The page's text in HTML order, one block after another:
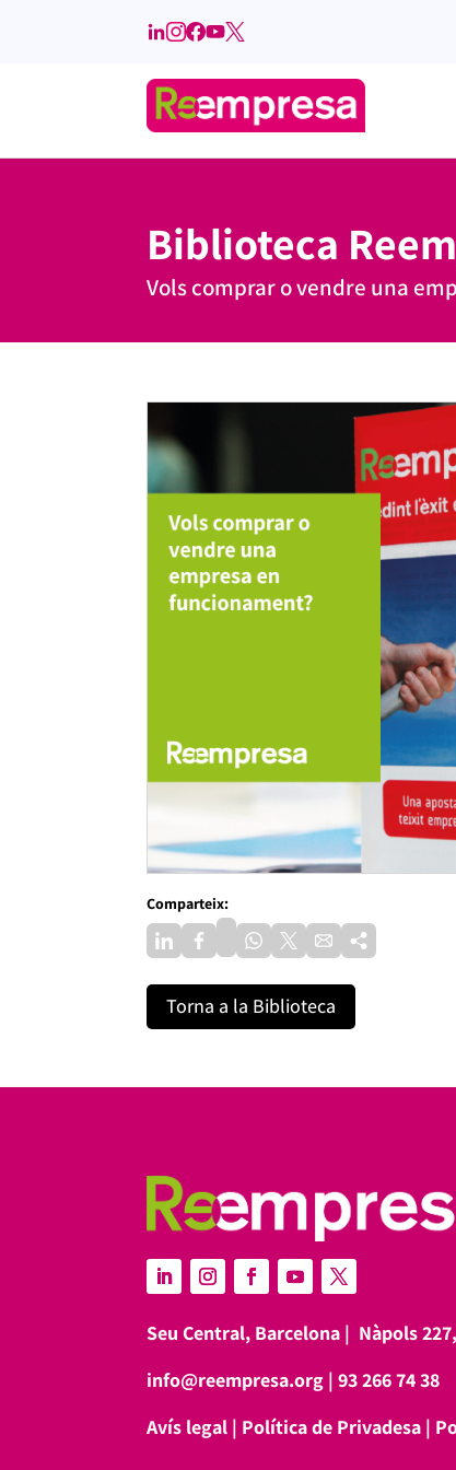
Biblioteca
Vols comprar o vendre una
Comparteix:
Torna a la Biblioteca
Seu Central, Barcelona | Nàpols
info@reempresa.org |93 266 74 38
Avís legal | Política de Privadesa |